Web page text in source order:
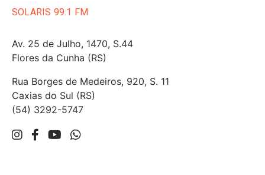
SOLARIS 99.1 FM
Av. 25 de Julho, 1470, S.44
Flores da Cunha (RS)
Rua Borges de Medeiros, 920, S. 11
Caxias do Sul (RS)
(54) 3292-5747